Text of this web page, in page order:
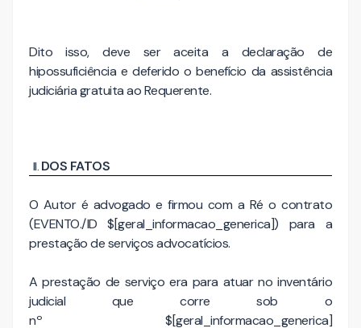
Dito isso, deve ser aceita a declaração de
hipossuficiência e deferido o benefício da assistência
judiciária gratuita ao Requerente.
DOS FATOS
O Autor é advogado e firmou com a Ré o contrato
(EVENTO./ID $[geral_informacao_generica]) para a
prestação de serviços advocatícios.
A prestação de serviço era para atuar no inventário
judicial que corre sob o
nº $[geral_informacao_generica]